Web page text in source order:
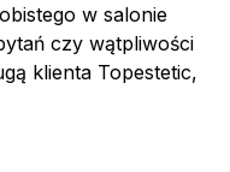
w salonie
czy wątpliwości
klienta Topestetic,